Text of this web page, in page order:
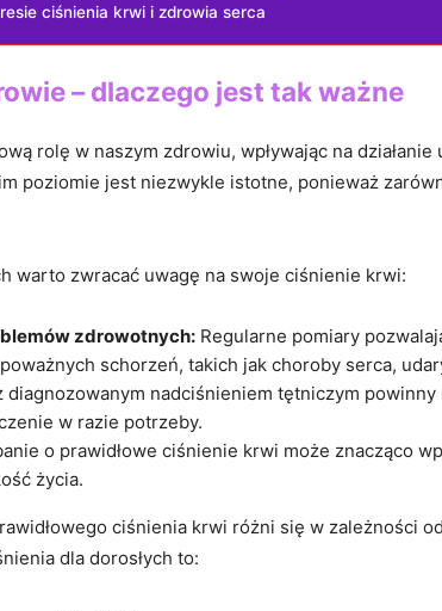
ciśnienia krwi i zdrowia serca
– ⁤dlaczego jest tak ważne
rolę w naszym ​zdrowiu, wpływając na
⁢poziomie jest niezwykle istotne, ponieważ
warto zwracać ⁢uwagę na‌ swoje ciśnienie krwi:
zdrowotnych: Regularne pomiary
schorzeń, takich jak choroby serca,
diagnozowanym nadciśnieniem tętniczym
w ‌razie potrzeby.
o prawidłowe ciśnienie krwi może znacząco​
życia.
ciśnienia⁤ krwi różni​ się ⁣w zależności
dla dorosłych to: